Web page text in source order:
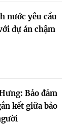
nước yêu cầu
dự án chậm
Bảo đảm
kết giữa bảo